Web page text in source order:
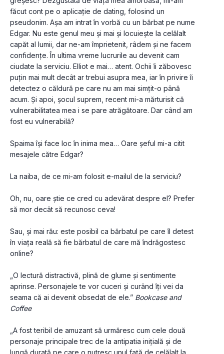
făcut cont pe o aplicație de dating, folosind un
pseudonim. Așa am intrat în vorbă cu un bărbat pe nume
Edgar. Nu este genul meu și mai și locuiește la celălalt
capăt al lumii, dar ne-am împrietenit, râdem și ne facem
confidențe. În ultima vreme lucrurile au devenit cam
ciudate la serviciu. Elliot e mai… atent. Ochii îi zăbovesc
puțin mai mult decât ar trebui asupra mea, iar în privire îi
detectez o căldură pe care nu am mai simțit-o până
acum. Și apoi, șocul suprem, recent mi-a mărturisit că
vulnerabilitatea mea i se pare atrăgătoare. Dar când am
fost eu vulnerabilă?
Spaima își face loc în inima mea… Oare șeful mi-a citit
mesajele către Edgar?
La naiba, de ce mi-am folosit e-mailul de la serviciu?
Oh, nu, oare știe ce cred cu adevărat despre el? Prefer
să mor decât să recunosc ceva!
Sau, și mai rău: este posibil ca bărbatul pe care îl detest
în viața reală să fie bărbatul de care mă îndrăgostesc
online?
„O lectură distractivă, plină de glume și sentimente
aprinse. Personajele te vor cuceri și curând îți vei da
seama că ai devenit obsedat de ele.” Bookcase and
Coffee
„A fost teribil de amuzant să urmăresc cum cele două
personaje principale trec de la antipatia inițială și de
lungă durată pe care o nutresc unul față de celălalt la